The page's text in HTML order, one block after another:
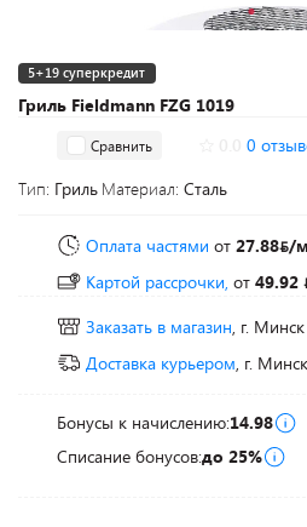
Гриль Fieldmann FZG 1019
5+19 суперкредит
Сравнить 0
Тип: Гриль Материал: Сталь
Оплата частями от 27.88 /
Картой рассрочки, от 49.92
Заказать в магазин, г. Минск
Доставка курьером, г. Минск
Бонусы к начислению:14.98
Списание бонусов:до 25%